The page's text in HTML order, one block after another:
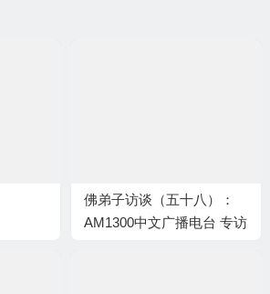
佛弟子访谈（五十八）：
AM1300中文广播电台 专访